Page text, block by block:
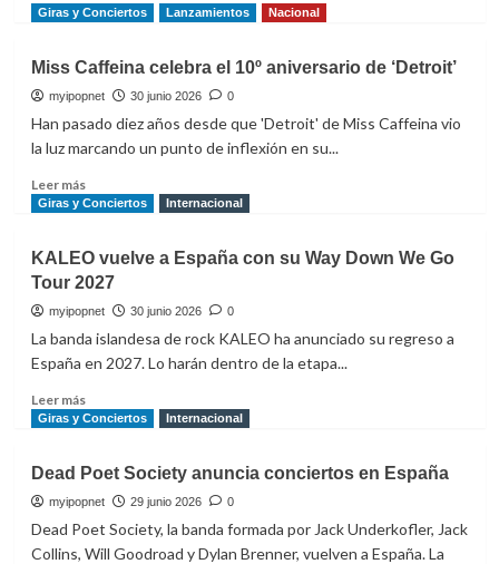
más
vuelve
a
España
Pa
No
2026
Giras y Conciertos Lanzamientos Nacional
Miss Caffeina celebra el 10º aniversario de ‘Detroit’
myipopnet 30 junio 2026 0
Han pasado diez años desde que 'Detroit' de Miss Caffeina vio
la luz marcando un punto de inflexión en su...
Leer másLeer
más
Caffeina
celebra
el
10º
de
Giras y Conciertos Internacional
KALEO vuelve a España con su Way Down We Go
Tour 2027
myipopnet 30 junio 2026 0
La banda islandesa de rock KALEO ha anunciado su regreso a
España en 2027. Lo harán dentro de la etapa...
Leer másLeer
más
vuelve
a
España
con
Giras y Conciertos Internacional
Dead Poet Society anuncia conciertos en España
myipopnet 29 junio 2026 0
Dead Poet Society, la banda formada por Jack Underkofler, Jack
Collins, Will Goodroad y Dylan Brenner, vuelven a España. La